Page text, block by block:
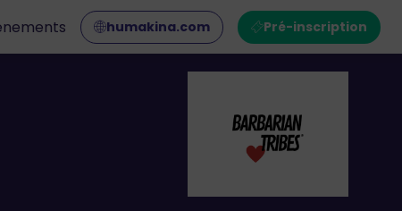
humakina.com Pré-inscription